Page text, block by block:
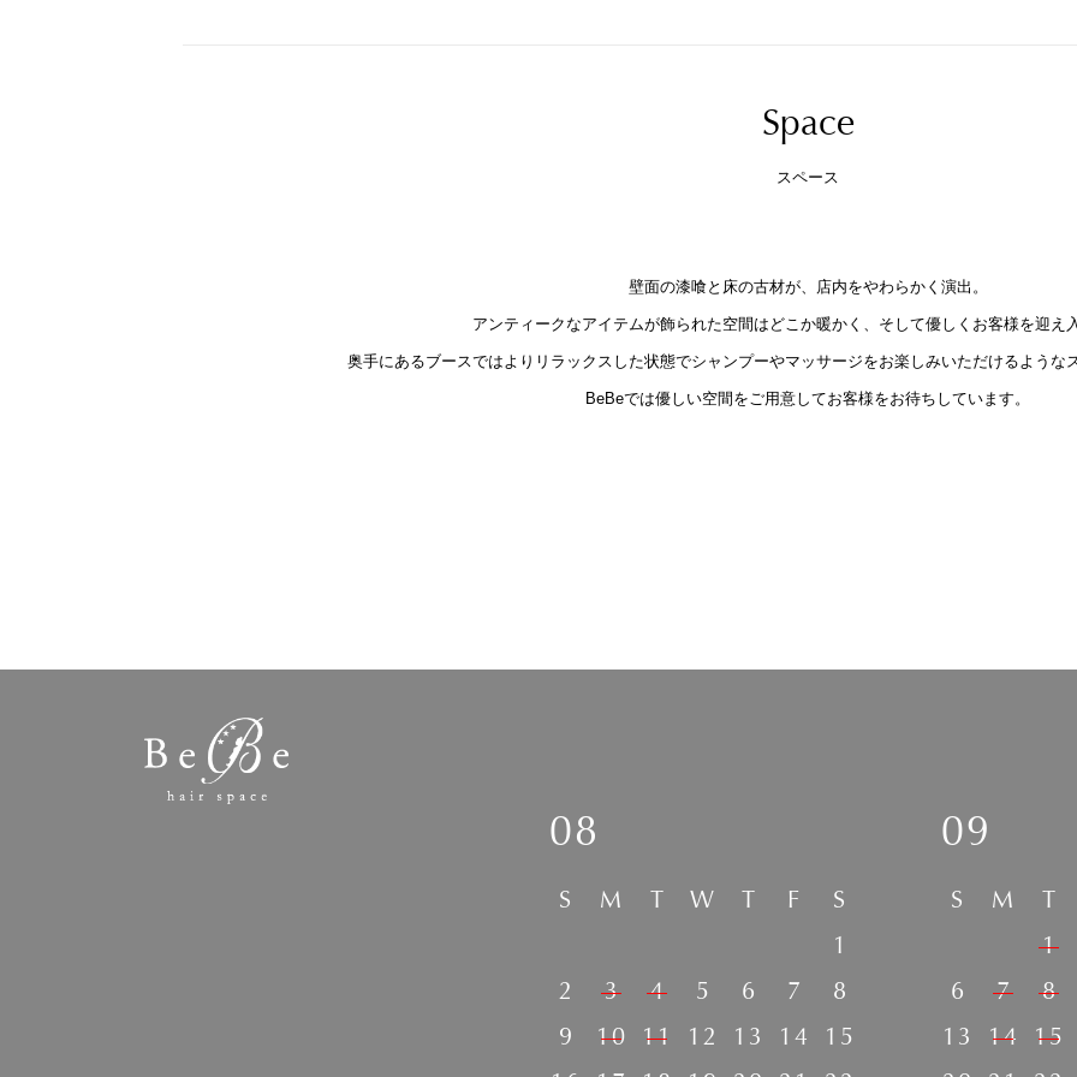
Space
スペース
壁面の漆喰と床の古材が、店内をやわらかく演出。
アンティークなアイテムが飾られた空間はどこか暖かく、そして優しくお客様を迎え
奥手にあるブースではよりリラックスした状態でシャンプーやマッサージをお楽しみいただけるような
BeBeでは優しい空間をご用意してお客様をお待ちしています。
08
S M T W T F
S
1
2
3 4 5 6 7
8
9
10 11 12 13 14
15
09
S M T
1
6
7 8
13
14 15